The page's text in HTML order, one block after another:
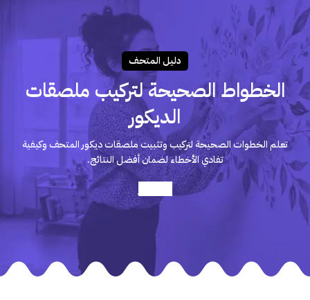
دليـل المتحـف
الخطواط الصحيحة لتركيب ملصقات
الديكور
تعلم الخطوات الصحيحة لتركيب وتثبيت ملصقات ديكور المتحف وكيفية
تفادي الأخطاء لضمان أفضل النتائج.